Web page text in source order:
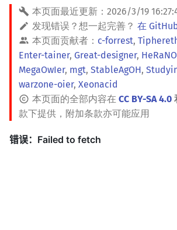
本页面最近更新： 2026/3/19
发现错误？想一起完善？ 在
本页面贡献者： c-forrest,
Enter-tainer, Great-designer, HeRaNO
MegaOwIer, mgt, StableAgOH,
warzone-oier, Xeonacid
本页面的全部内容在 CC BY-SA 4.0
款下提供，附加条款亦可能应用